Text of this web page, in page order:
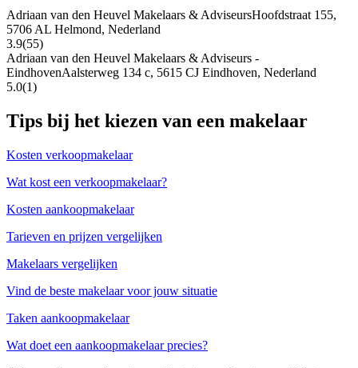
Adriaan van den Heuvel Makelaars & AdviseursHoofdstraat 155,
5706 AL Helmond, Nederland
3.9(55)
Adriaan van den Heuvel Makelaars & Adviseurs -
EindhovenAalsterweg 134 c, 5615 CJ Eindhoven, Nederland
5.0(1)
Tips bij het kiezen van een makelaar
Kosten verkoopmakelaar
Wat kost een verkoopmakelaar?
Kosten aankoopmakelaar
Tarieven en prijzen vergelijken
Makelaars vergelijken
Vind de beste makelaar voor jouw situatie
Taken aankoopmakelaar
Wat doet een aankoopmakelaar precies?